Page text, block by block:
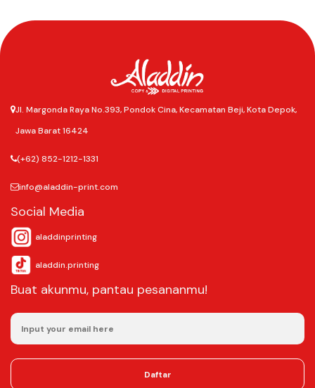
Jl. Margonda Raya No.393, Pondok Cina, Kecamatan Beji, Kota Depok,
Jawa Barat 16424
(+62) 852-1212-1331
info@aladdin-print.com
Social Media
aladdinprinting
aladdin.printing
Buat akunmu, pantau pesananmu!
Daftar